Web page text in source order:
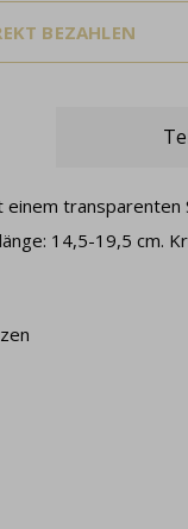
BEZAHLEN
einem transparenten
14,5-19,5 cm.